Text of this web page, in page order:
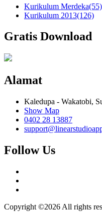
Kurikulum Merdeka(55)
Kurikulum 2013(126)
Gratis Download
Alamat
Kaledupa - Wakatobi,
Show Map
0402 28 13887
Follow Us
Copyright ©2026 All rights